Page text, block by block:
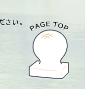
さい。